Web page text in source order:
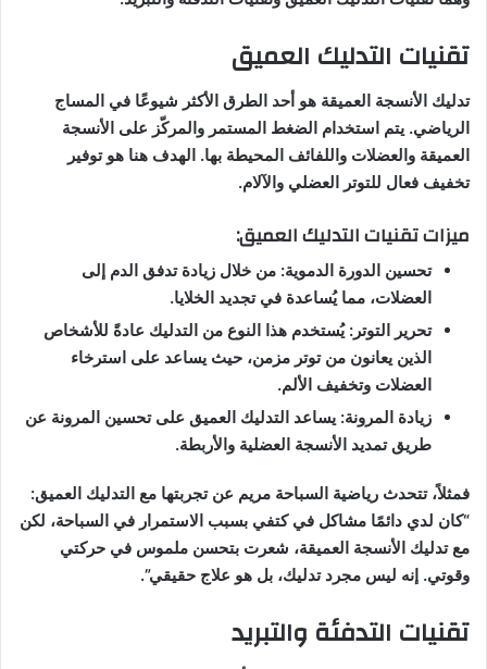
تقنيات التدليك العميق
تدليك الأنسجة العميقة هو أحد الطرق الأكثر شيوعًا في المساج
الرياضي. يتم استخدام الضغط المستمر والمركّز على الأنسجة
العميقة والعضلات واللفائف المحيطة بها. الهدف هنا هو توفير
تخفيف فعال للتوتر العضلي والآلام.
ميزات تقنيات التدليك العميق:
تحسين الدورة الدموية: من خلال زيادة تدفق الدم إلى
العضلات، مما يُساعدة في تجديد الخلايا.
تحرير التوتر: يُستخدم هذا النوع من التدليك عادةً للأشخاص
الذين يعانون من توتر مزمن، حيث يساعد على استرخاء
العضلات وتخفيف الألم.
زيادة المرونة: يساعد التدليك العميق على تحسين المرونة عن
طريق تمديد الأنسجة العضلية والأربطة.
فمثلاً، تتحدث رياضية السباحة مريم عن تجربتها مع التدليك العميق:
“كان لدي دائمًا مشاكل في كتفي بسبب الاستمرار في السباحة، لكن
مع تدليك الأنسجة العميقة، شعرت بتحسن ملموس في حركتي
وقوتي. إنه ليس مجرد تدليك، بل هو علاج حقيقي”.
تقنيات التدفئة والتبريد